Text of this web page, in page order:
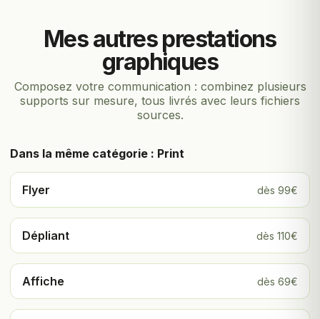
Mes autres prestations
graphiques
Composez votre communication : combinez plusieurs
supports sur mesure, tous livrés avec leurs fichiers
sources.
Dans la même catégorie : Print
Flyer dès 99€
Dépliant dès 110€
Affiche dès 69€